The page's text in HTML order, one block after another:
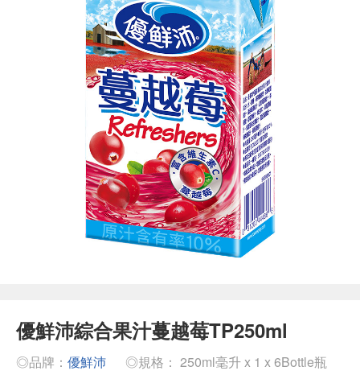
優鮮沛綜合果汁蔓越莓TP250ml
◎品牌： 優鮮沛 ◎規格： 250ml毫升 x 1 x 6Bottle瓶